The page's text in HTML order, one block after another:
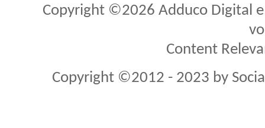
Copyright ©2026 Adduco Digital
Content
Copyright ©2012 - 2023 by